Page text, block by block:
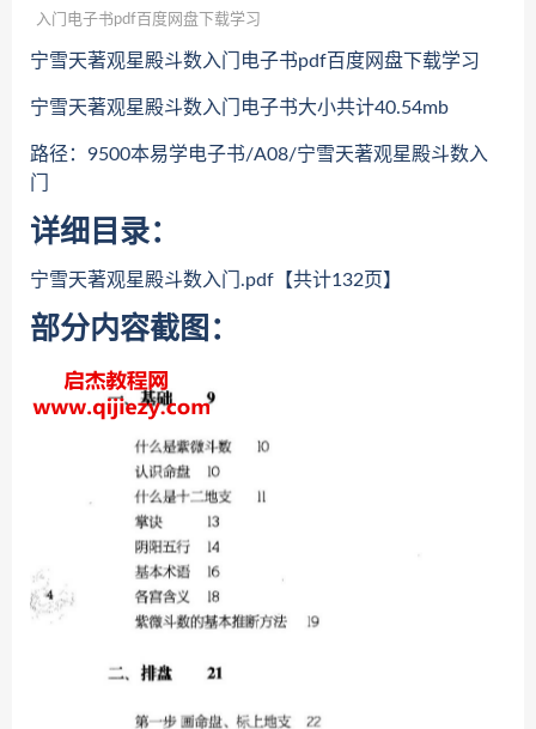
入门电子书pdf百度网盘下载学习
宁雪天著观星殿斗数入门电子书pdf百度网盘下载学习
宁雪天著观星殿斗数入门电子书大小共计40.54mb
路径：9500本易学电子书/A08/宁雪天著观星殿斗数入
门
详细目录：
宁雪天著观星殿斗数入门.pdf【共计132页】
部分内容截图：